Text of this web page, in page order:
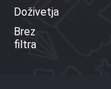
Doživetja
Brez
filtra